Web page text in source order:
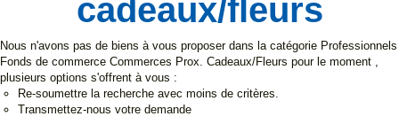
cadeaux/fleurs
Nous n'avons pas de biens à vous proposer dans la catégorie Professionnels
Fonds de commerce Commerces Prox. Cadeaux/Fleurs pour le moment ,
plusieurs options s'offrent à vous :
Re-soumettre la recherche avec moins de critères.
Transmettez-nous votre demande